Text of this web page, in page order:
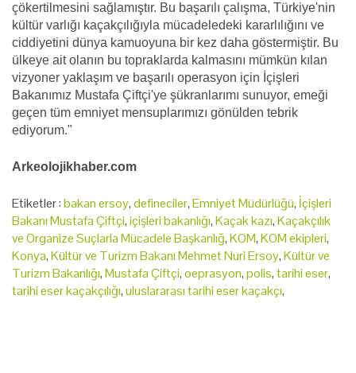
çökertilmesini sağlamıştır. Bu başarılı çalışma, Türkiye'nin
kültür varlığı kaçakçılığıyla mücadeledeki kararlılığını ve
ciddiyetini dünya kamuoyuna bir kez daha göstermiştir. Bu
ülkeye ait olanın bu topraklarda kalmasını mümkün kılan
vizyoner yaklaşım ve başarılı operasyon için İçişleri
Bakanımız Mustafa Çiftçi'ye şükranlarımı sunuyor, emeği
geçen tüm emniyet mensuplarımızı gönülden tebrik
ediyorum."
Arkeolojikhaber.com
Etiketler :bakan ersoy,defineciler,Emniyet Müdürlüğü, İçişleri
Bakanı Mustafa Çiftçi,içişleri bakanlığı,Kaçak kazı,Kaçakçılık
ve Organize Suçlarla Mücadele Başkanlığ,KOM,KOM ekipleri,
Konya,Kültür ve Turizm Bakanı Mehmet Nuri Ersoy,Kültür ve
Turizm Bakanlığı,Mustafa Çiftçi,oeprasyon,polis,tarihi eser,
tarihi eser kaçakçılığı,uluslararası tarihi eser kaçakçı,